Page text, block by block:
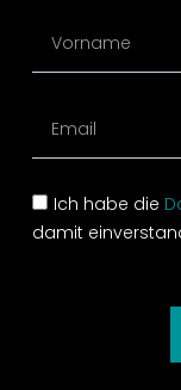
Ich habe die
damit